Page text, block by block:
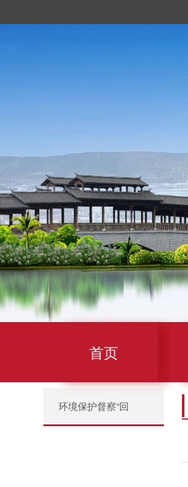
首页
环境保护督察“回